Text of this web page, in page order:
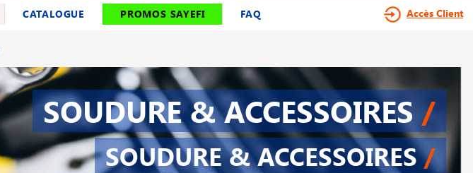
CATALOGUE PROMOS SAYEFI FAQ Accès Client
SOUDURE & ACCESSOIRES /
SOUDURE & ACCESSOIRES/